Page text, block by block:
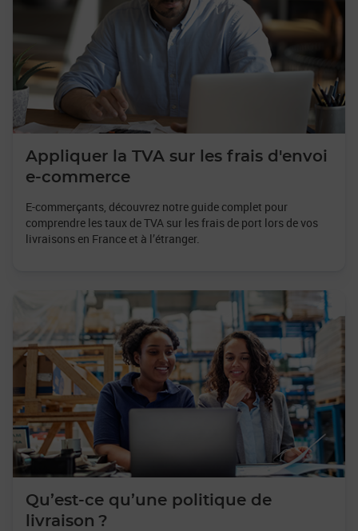
Appliquer la TVA sur les frais d'envoi
e-commerce
E-commerçants, découvrez notre guide complet pour
comprendre les taux de TVA sur les frais de port lors de vos
livraisons en France et à l’étranger.
Qu’est-ce qu’une politique de
livraison ?